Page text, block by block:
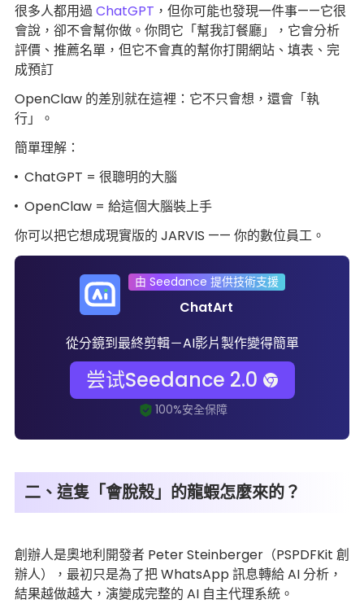
很多人都用過 ChatGPT ，但你可能也發現一件事——它很
會說，卻不會幫你做。你問它「幫我訂餐廳」，它會分析
評價、推薦名單，但它不會真的幫你打開網站、填表、完
成預訂
OpenClaw 的差別就在這裡：它不只會想，還會「執
行」。
簡單理解：
ChatGPT = 很聰明的大腦
OpenClaw = 給這個大腦裝上手
你可以把它想成現實版的 JARVIS —— 你的數位員工。
由 Seedance 提供技術支援
ChatArt
從分鏡到最終剪輯－AI影片製作變得簡單
尝试Seedance 2.0
二、這隻「會脫殼」的龍蝦怎麼來的？
創辦人是奧地利開發者 Peter Steinberger（PSPDFKit 創
辦人），最初只是為了把 WhatsApp 訊息轉給 AI 分析，
結果越做越大，演變成完整的 AI 自主代理系統。